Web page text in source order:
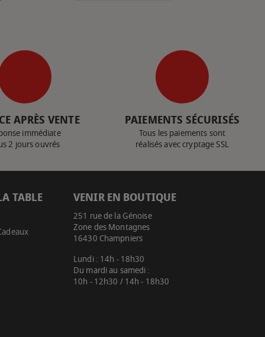
APRÈS VENTE
immédiate
2 jours ouvrés
PAIEMENTS SÉCURISÉS
Tous les paiements sont
réalisés avec cryptage SSL
TABLE VENIR EN BOUTIQUE
251 rue de la Génoise
Zone des Montagnes
16430 Champniers
Lundi : 14h - 18h30
Du mardi au samedi :
10h - 12h30 / 14h - 18h30